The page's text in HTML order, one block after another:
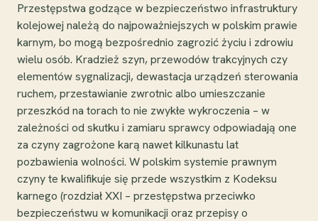
Przestępstwa godzące w bezpieczeństwo infrastruktury
kolejowej należą do najpoważniejszych w polskim prawie
karnym, bo mogą bezpośrednio zagrozić życiu i zdrowiu
wielu osób. Kradzież szyn, przewodów trakcyjnych czy
elementów sygnalizacji, dewastacja urządzeń sterowania
ruchem, przestawianie zwrotnic albo umieszczanie
przeszkód na torach to nie zwykłe wykroczenia – w
zależności od skutku i zamiaru sprawcy odpowiadają one
za czyny zagrożone karą nawet kilkunastu lat
pozbawienia wolności. W polskim systemie prawnym
czyny te kwalifikuje się przede wszystkim z Kodeksu
karnego (rozdział XXI – przestępstwa przeciwko
bezpieczeństwu w komunikacji oraz przepisy o